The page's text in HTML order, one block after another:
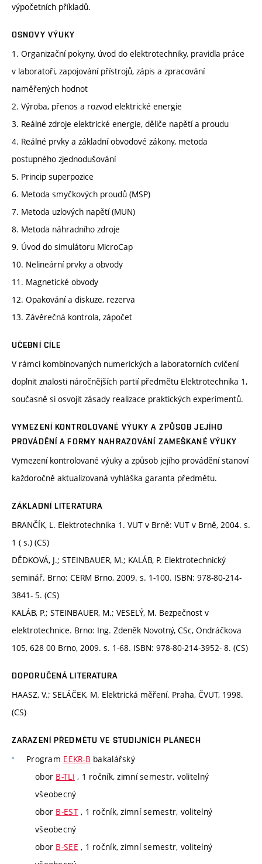
výpočetních příkladů.
OSNOVY VÝUKY
1. Organizační pokyny, úvod do elektrotechniky, pravidla práce
v laboratoři, zapojování přístrojů, zápis a zpracování
naměřených hodnot
2. Výroba, přenos a rozvod elektrické energie
3. Reálné zdroje elektrické energie, děliče napětí a proudu
4. Reálné prvky a základní obvodové zákony, metoda
postupného zjednodušování
5. Princip superpozice
6. Metoda smyčkových proudů (MSP)
7. Metoda uzlových napětí (MUN)
8. Metoda náhradního zdroje
9. Úvod do simulátoru MicroCap
10. Nelineární prvky a obvody
11. Magnetické obvody
12. Opakování a diskuze, rezerva
13. Závěrečná kontrola, zápočet
UČEBNÍ CÍLE
V rámci kombinovaných numerických a laboratorních cvičení
doplnit znalosti náročnějších partií předmětu Elektrotechnika 1,
současně si osvojit zásady realizace praktických experimentů.
VYMEZENÍ KONTROLOVANÉ VÝUKY A ZPŮSOB JEJÍHO
PROVÁDĚNÍ A FORMY NAHRAZOVÁNÍ ZAMEŠKANÉ VÝUKY
Vymezení kontrolované výuky a způsob jejího provádění stanoví
každoročně aktualizovaná vyhláška garanta předmětu.
ZÁKLADNÍ LITERATURA
BRANČÍK, L. Elektrotechnika 1. VUT v Brně: VUT v Brně, 2004. s.
1 ( s.) (CS)
DĚDKOVÁ, J.; STEINBAUER, M.; KALÁB, P. Elektrotechnický
seminář. Brno: CERM Brno, 2009. s. 1-100. ISBN: 978-80-214-
3841- 5. (CS)
KALÁB, P.; STEINBAUER, M.; VESELÝ, M. Bezpečnost v
elektrotechnice. Brno: Ing. Zdeněk Novotný, CSc, Ondráčkova
105, 628 00 Brno, 2009. s. 1-68. ISBN: 978-80-214-3952- 8. (CS)
DOPORUČENÁ LITERATURA
HAASZ, V.; SELÁČEK, M. Elektrická měření. Praha, ČVUT, 1998.
(CS)
ZAŘAZENÍ PŘEDMĚTU VE STUDIJNÍCH PLÁNECH
Program EEKR-B bakalářský
obor B-TLI , 1 ročník, zimní semestr, volitelný
všeobecný
obor B-EST, 1 ročník, zimní semestr, volitelný
všeobecný
obor B-SEE , 1 ročník, zimní semestr, volitelný